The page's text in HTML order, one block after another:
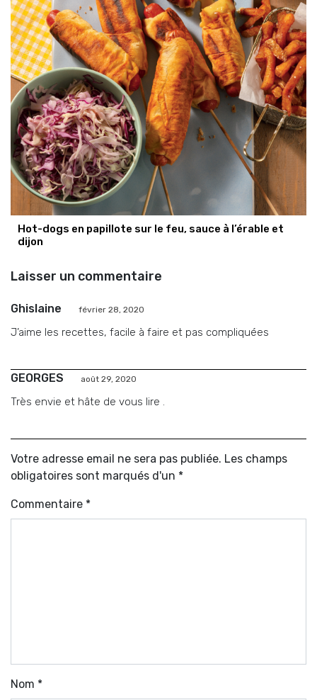
Hot-dogs en papillote sur le feu, sauce à l’érable et
dijon
Laisser un commentaire
Ghislaine février 28, 2020
J’aime les recettes, facile à faire et pas compliquées
GEORGES août 29, 2020
Très envie et hâte de vous lire .
Votre adresse email ne sera pas publiée. Les champs
obligatoires sont marqués d'un *
Commentaire *
Nom *